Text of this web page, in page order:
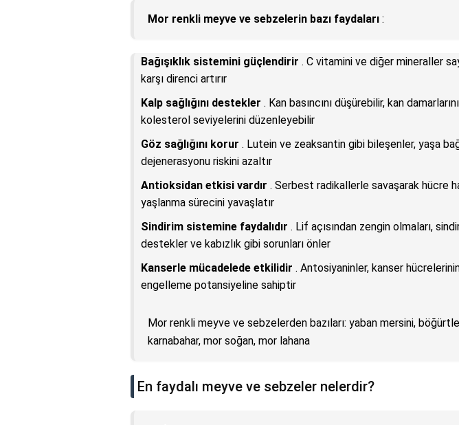
Mor renkli meyve ve sebzelerin bazı faydaları :
Bağışıklık sistemini güçlendirir . C vitamini ve diğer mineraller
karşı direnci artırır
Kalp sağlığını destekler . Kan basıncını düşürebilir, kan
kolesterol seviyelerini düzenleyebilir
Göz sağlığını korur . Lutein ve zeaksantin gibi bileşenler, yaşa
dejenerasyonu riskini azaltır
Antioksidan etkisi vardır . Serbest radikallerle savaşarak hücre
yaşlanma sürecini yavaşlatır
Sindirim sistemine faydalıdır . Lif açısından zengin olmaları,
destekler ve kabızlık gibi sorunları önler
Kanserle mücadelede etkilidir . Antosiyaninler, kanser
engelleme potansiyeline sahiptir
Mor renkli meyve ve sebzelerden bazıları: yaban mersini,
karnabahar, mor soğan, mor lahana
En faydalı meyve ve sebzeler nelerdir?